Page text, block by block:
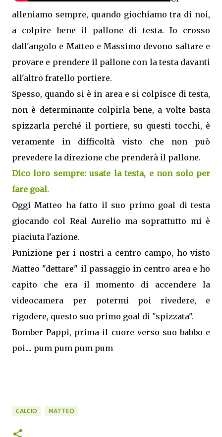
alleniamo sempre, quando giochiamo tra di noi,
a colpire bene il pallone di testa. Io crosso
dall'angolo e Matteo e Massimo devono saltare e
provare e prendere il pallone con la testa davanti
all'altro fratello portiere.
Spesso, quando si è in area e si colpisce di testa,
non è determinante colpirla bene, a volte basta
spizzarla perché il portiere, su questi tocchi, è
veramente in difficoltà visto che non può
prevedere la direzione che prenderà il pallone.
Dico loro sempre: usate la testa, e non solo per
fare goal.
Oggi Matteo ha fatto il suo primo goal di testa
giocando col Real Aurelio ma soprattutto mi è
piaciuta l'azione.
Punizione per i nostri a centro campo, ho visto
Matteo "dettare" il passaggio in centro area e ho
capito che era il momento di accendere la
videocamera per potermi poi rivedere, e
rigodere, questo suo primo goal di "spizzata".
Bomber Pappi, prima il cuore verso suo babbo e
poi.... pum pum pum pum
CALCIO MATTEO